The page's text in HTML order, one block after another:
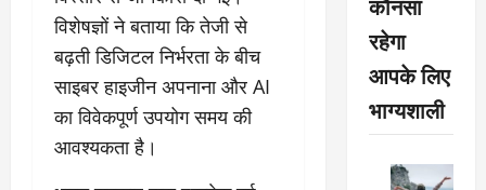
विशेषज्ञों ने बताया कि तेजी से
बढ़ती डिजिटल निर्भरता के बीच
साइबर हाइजीन अपनाना और AI
का विवेकपूर्ण उपयोग समय की
आवश्यकता है।
रहेगा
आपके लिए
भाग्यशाली